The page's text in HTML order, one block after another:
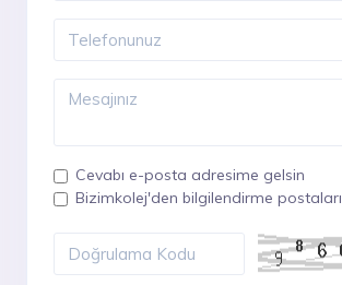
Cevabı e-posta adresime gelsin
Bizimkolej'den bilgilendirme